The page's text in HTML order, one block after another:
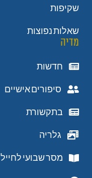
שקיפות
שאלות נפוצות
מדיה
חדשות
סיפורים אישיים
בתקשורת
גלריה
מסר שבועי לחייל